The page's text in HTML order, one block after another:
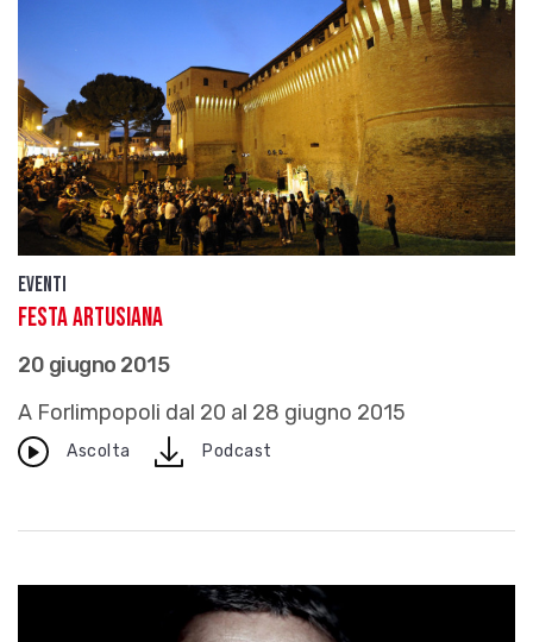
Eventi
Festa Artusiana
20 giugno 2015
A Forlimpopoli dal 20 al 28 giugno 2015
Ascolta downloadPodcast